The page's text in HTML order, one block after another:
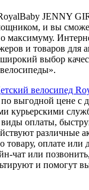
JENNY
и вы
максимуму.
и товаров для
выбор
велосипед
по выгодной цене с
курьерскими
оплаты,
различные
товару, оплате или
чат или
и помогут